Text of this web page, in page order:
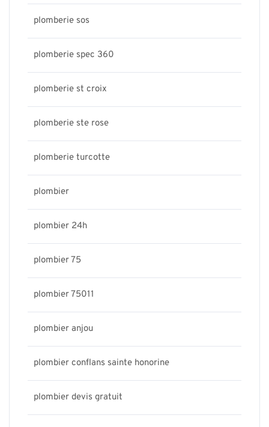
plomberie sos
plomberie spec 360
plomberie st croix
plomberie ste rose
plomberie turcotte
plombier
plombier 24h
plombier 75
plombier 75011
plombier anjou
plombier conflans sainte honorine
plombier devis gratuit